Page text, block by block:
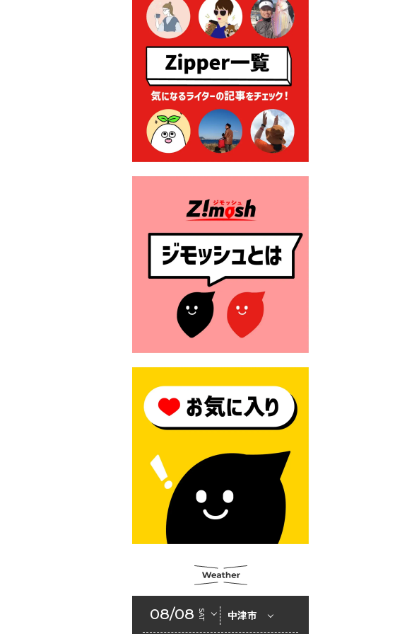
明書の添付省略について
2026年7月9日 廃食用油の回
収
2026年7月7日 「おゆずりコ
ーナー」について
2026年7月1日 豊前市民プール
一般開放
（令和８年４月１日施行）
格改定
2026年6月23日 公告一覧（市
内業者対象）を更新しまし
2026年6月23日 （一財）豊前
市佐野・則尾育英会奨学生募
2026年6月18日 セアカゴケグ
モにご注意ください！
ェルターの指定
2026年6月10日 令和８年経済
センサス-活動調査
2026年6月9日 令和８年第３
回定例会「一般質問一覧表」
2026年6月5日 新婚世帯の家
2026年6月2日 戸籍に氏名の
振り仮名が記載されます
08/08 SAT 中津市